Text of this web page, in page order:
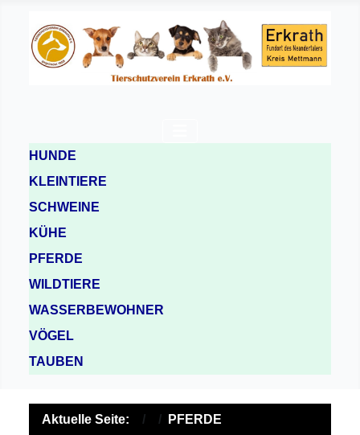
HUNDE
KLEINTIERE
SCHWEINE
KÜHE
PFERDE
WILDTIERE
WASSERBEWOHNER
VÖGEL
TAUBEN
Aktuelle Seite: PFERDE